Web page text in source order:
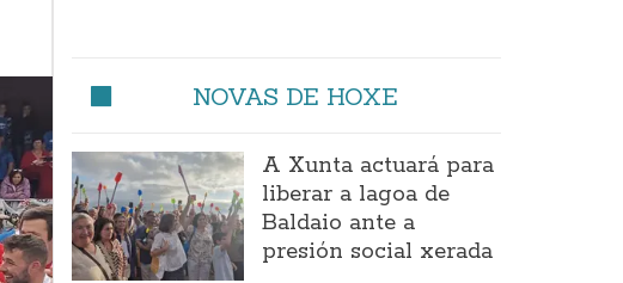
NOVAS DE HOXE
A Xunta actuará para
liberar a lagoa de
Baldaio ante a
presión social xerada